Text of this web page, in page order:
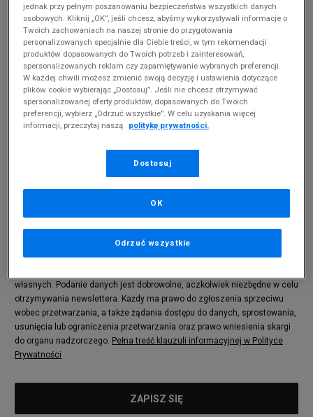
istotne).
Powrót do sklepu
Zapisz się do newslettera
Oferta męska
Administratorem danych osobowych jest Marketing Investment Group
S.A. z siedzibą w Krakowie (31-871), os. Dywizjonu 303 paw. 1,
udostępnione powyżej dane będą przetwarzane w prawnie uzasadnionym
własnych. Podanie danych jest dobrowolne, aczkolwiek niezbędne w celu
otrzymywania newslettera. Każdy ma prawo do zgłoszenia sprzeciwu
wobec przetwarzania, a także żądania dostępu do danych, sprostowania,
usunięcia lub ograniczenia przetwarzania oraz prawo wniesienia skargi
do organu nadzorczego. Pełna treść klauzuli informacyjnej w Polityce
Prywatności
jednak przy pełnym poszanowaniu bezpieczeństwa wszystkich danych
osobowych. Kliknij „OK”, jeśli chcesz, abyśmy wykorzystywali informacje o
Twoich zachowaniach na naszej stronie do przygotowania
personalizowanych specjalnie dla Ciebie treści, w tym rekomendacji
produktów dopasowanych do Twoich potrzeb i zainteresowań,
spersonalizowanych reklam czy zapamiętywanie wybranych preferencji.
W każdej chwili możesz zmienić swoją decyzję i ustawienia dotyczące
plików cookie wybierając „Dostosuj”. Jeśli nie chcesz otrzymywać
spersonalizowanej oferty produktów, dopasowanych do Twoich
preferencji, wybierz „Odrzuć wszystkie”. W celu uzyskania więcej
informacji, przeczytaj naszą
politykę prywatności.
Dostosuj
Odrzuć wszystkie
OK